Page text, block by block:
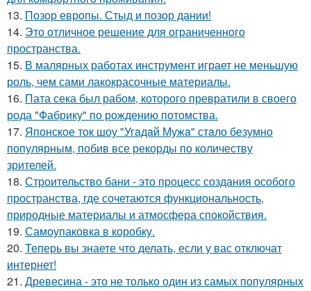
13. Позор европы. Стыд и позор дании!
14. Это отличное решение для ограниченного
пространства.
15. В малярных работах инструмент играет не меньшую
роль, чем сами лакокрасочные материалы.
16. Пата сека был рабом, которого превратили в своего
рода "Фабрику" по рождению потомства.
17. Японское ток шоу "Угaдaй Мужa" стaло безумно
популярным, побив все рекорды по количеству
зрителей.
18. Строительство бани - это процесс создания особого
пространства, где сочетаются функциональность,
природные материалы и атмосфера спокойствия.
19. Самоупаковка в коробку.
20. Теперь вы знаете что делать, если у вас отключат
интернет!
21. Древесина - это не только один из самых популярных